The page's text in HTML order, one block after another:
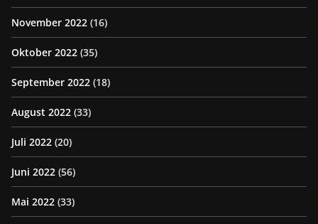
November 2022 (16)
Oktober 2022 (35)
September 2022 (18)
August 2022 (33)
Juli 2022 (20)
Juni 2022 (56)
Mai 2022 (33)